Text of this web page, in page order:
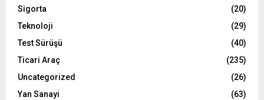
Sigorta
(20)
Teknoloji
(29)
Test Sürüşü
(40)
Ticari Araç
(235)
Uncategorized
(26)
Yan Sanayi
(63)